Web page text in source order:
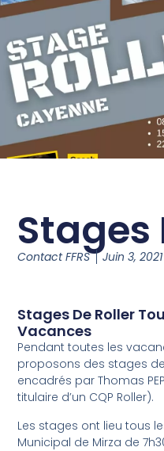
Stages
Contact FFRS Juin 3, 2021
Stages De Roller
Vacances
Pendant toutes les
proposons des stages
encadrés par Thomas
titulaire d’un CQP Roller).
Les stages ont lieu tous
Municipal de Mirza de